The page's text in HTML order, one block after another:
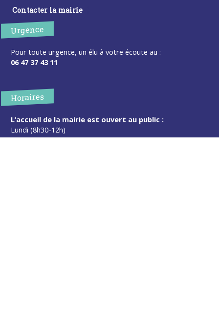
Contacter la mairie
Urgence
Pour toute urgence, un élu à votre écoute au :
06 47 37 43 11
Horaires
L’accueil de la mairie est ouvert au public :
Lundi (8h30-12h)
Mardi (14h-17h30)